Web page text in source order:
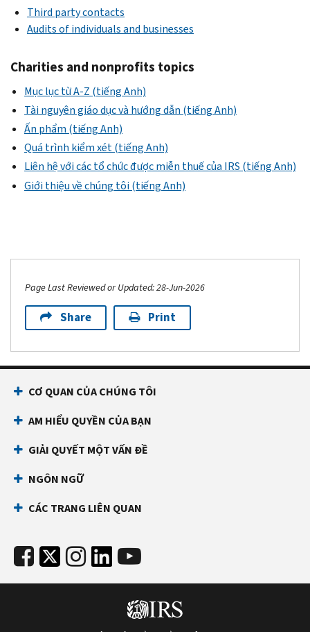
Third party contacts
Audits of individuals and businesses
Charities and nonprofits topics
Mục lục từ A-Z (tiếng Anh)
Tài nguyên giáo dục và hướng dẫn (tiếng Anh)
Ấn phẩm (tiếng Anh)
Quá trình kiểm xét (tiếng Anh)
Liên hệ với các tổ chức được miễn thuế của IRS (tiếng Anh)
Giới thiệu về chúng tôi (tiếng Anh)
Page Last Reviewed or Updated: 28-Jun-2026
Share Print
CƠ QUAN CỦA CHÚNG TÔI
AM HIỂU QUYỀN CỦA BẠN
GIẢI QUYẾT MỘT VẤN ĐỀ
NGÔN NGỮ
CÁC TRANG LIÊN QUAN